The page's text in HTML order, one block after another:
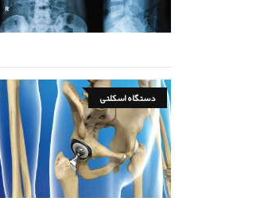
دستگاه اسکلتی